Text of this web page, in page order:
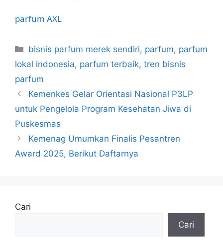
parfum AXL
Kategori
bisnis parfum merek sendiri, parfum, parfum
lokal indonesia, parfum terbaik, tren bisnis
parfum
Kemenkes Gelar Orientasi Nasional P3LP
untuk Pengelola Program Kesehatan Jiwa di
Puskesmas
Kemenag Umumkan Finalis Pesantren
Award 2025, Berikut Daftarnya
Cari
Cari